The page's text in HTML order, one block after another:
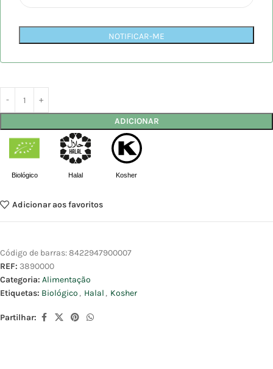
NOTIFICAR-ME
ADICIONAR
Biológico Halal Kosher
Adicionar aos favoritos
Código de barras:8422947900007
REF: 3890000
Categoria: Alimentação
Etiquetas: Biológico , Halal , Kosher
Partilhar: